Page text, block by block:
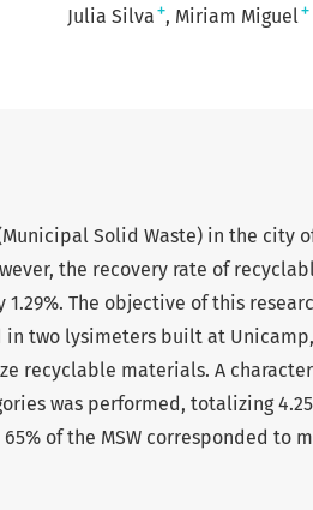
Julia Silva + Miriam Miguel+
Solid Waste) in the city
the recovery rate of
1.29%. The objective of this
in two lysimeters built at
recyclable materials. A
was performed, totalizing
of the MSW corresponded to